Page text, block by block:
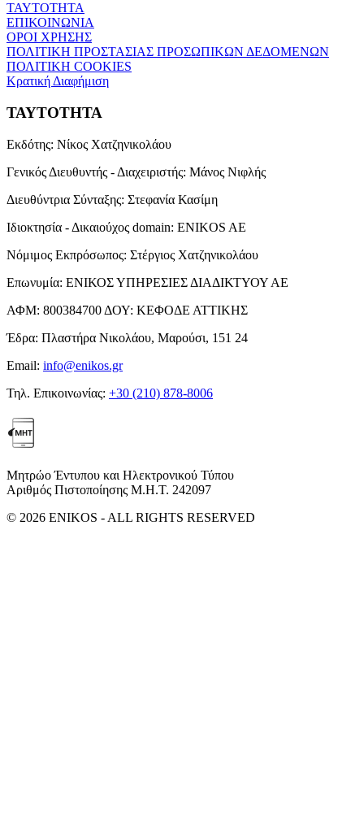
ΤΑΥΤΟΤΗΤΑ
ΕΠΙΚΟΙΝΩΝΙΑ
ΟΡΟΙ ΧΡΗΣΗΣ
ΠΟΛΙΤΙΚΗ ΠΡΟΣΤΑΣΙΑΣ ΠΡΟΣΩΠΙΚΩΝ ΔΕΔΟΜΕΝΩΝ
ΠΟΛΙΤΙΚΗ COOKIES
Κρατική Διαφήμιση
ΤΑΥΤΟΤΗΤΑ
Εκδότης: Νίκος Χατζηνικολάου
Γενικός Διευθυντής - Διαχειριστής: Μάνος Νιφλής
Διευθύντρια Σύνταξης: Στεφανία Κασίμη
Ιδιοκτησία - Δικαιούχος domain: ENIKOS AE
Νόμιμος Εκπρόσωπος: Στέργιος Χατζηνικολάου
Επωνυμία: ΕΝΙΚΟΣ ΥΠΗΡΕΣΙΕΣ ΔΙΑΔΙΚΤΥΟΥ ΑΕ
ΑΦΜ: 800384700 ΔΟΥ: ΚΕΦΟΔΕ ΑΤΤΙΚΗΣ
Έδρα: Πλαστήρα Νικολάου, Μαρούσι, 151 24
Email: info@enikos.gr
Τηλ. Επικοινωνίας: +30 (210) 878-8006
Μητρώο Έντυπου και Ηλεκτρονικού Τύπου
Αριθμός Πιστοποίησης Μ.Η.Τ. 242097
© 2026 ENIKOS - ALL RIGHTS RESERVED